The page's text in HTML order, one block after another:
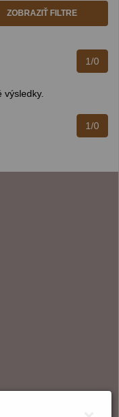
ZOBRAZIŤ FILTRE
1/0
1/0